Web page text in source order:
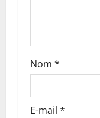
c
l
e
Nom *
E-mail *